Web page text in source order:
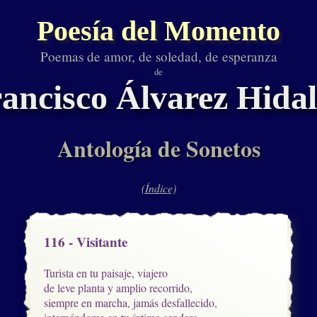
Poesía del Momento
Poemas de amor, de soledad, de esperanza
de
Álvarez
Antología de Sonetos
(Índice)
116 - Visitante
Turista en tu paisaje, viajero
de leve planta y amplio recorrido,
siempre en marcha, jamás desfallecido,